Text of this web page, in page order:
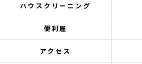
ハウスクリーニング
便利屋
アクセス